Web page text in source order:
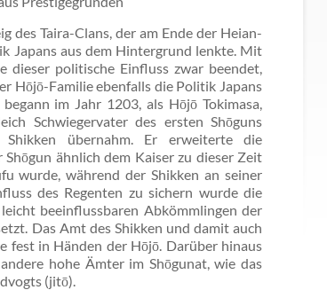
des Taira-Clans, der am Ende der Heian-
Japans aus dem Hintergrund lenkte. Mit
dieser politische Einfluss zwar beendet,
Hōjō-Familie ebenfalls die Politik Japans
im Jahr 1203, als Hōjō Tokimasa,
Schwiegervater des ersten Shōguns
übernahm. Er erweiterte die
ähnlich dem Kaiser zu dieser Zeit
wurde, während der Shikken an seiner
des Regenten zu sichern wurde die
beeinflussbaren Abkömmlingen der
Das Amt des Shikken und damit auch
fest in Händen der Hōjō. Darüber hinaus
hohe Ämter im Shōgunat, wie das
(jitō).